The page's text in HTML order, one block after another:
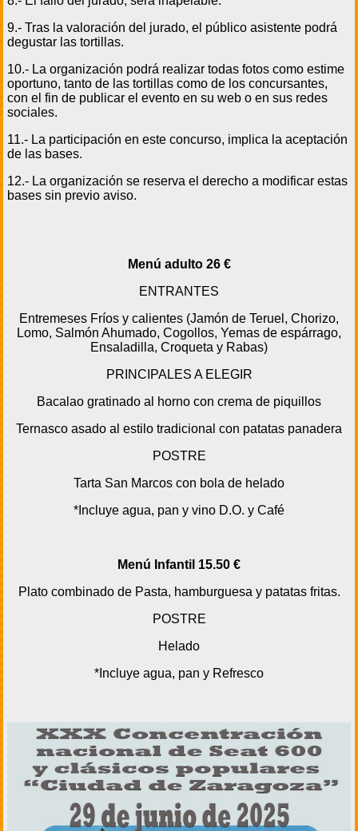
9.- Tras la valoración del jurado, el público asistente podrá
degustar las tortillas.
10.- La organización podrá realizar todas fotos como estime
oportuno, tanto de las tortillas como de los concursantes,
con el fin de publicar el evento en su web o en sus redes
sociales.
11.- La participación en este concurso, implica la aceptación
de las bases.
12.- La organización se reserva el derecho a modificar estas
bases sin previo aviso.
Menú adulto 26 €
ENTRANTES
Entremeses Fríos y calientes (Jamón de Teruel, Chorizo,
Lomo, Salmón Ahumado, Cogollos, Yemas de espárrago,
Ensaladilla, Croqueta y Rabas)
PRINCIPALES A ELEGIR
Bacalao gratinado al horno con crema de piquillos
Ternasco asado al estilo tradicional con patatas panadera
POSTRE
Tarta San Marcos con bola de helado
*Incluye agua, pan y vino D.O. y Café
Menú Infantil 15.50 €
Plato combinado de Pasta, hamburguesa y patatas fritas.
POSTRE
Helado
*Incluye agua, pan y Refresco